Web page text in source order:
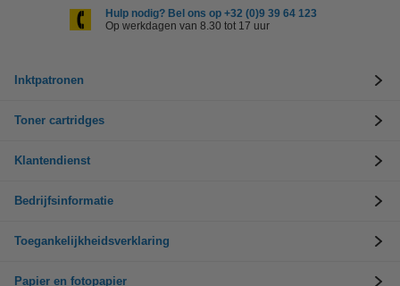
Hulp nodig? Bel ons op +32 (0)9 39 64 123
Op werkdagen van 8.30 tot 17 uur
Inktpatronen
Toner cartridges
Klantendienst
Bedrijfsinformatie
Toegankelijkheidsverklaring
Papier en fotopapier